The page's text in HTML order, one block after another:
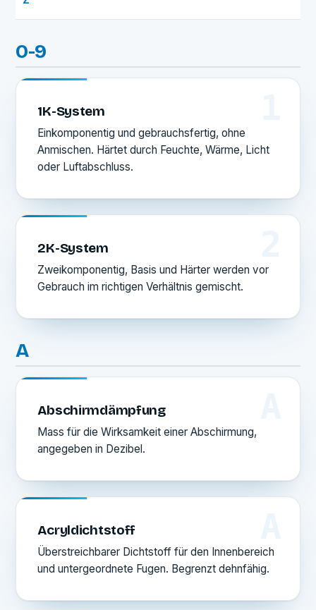
0-9
1K-System
Einkomponentig und gebrauchsfertig, ohne
Anmischen. Härtet durch Feuchte, Wärme, Licht
oder Luftabschluss.
2K-System
Zweikomponentig, Basis und Härter werden vor
Gebrauch im richtigen Verhältnis gemischt.
A
Abschirmdämpfung
Mass für die Wirksamkeit einer Abschirmung,
angegeben in Dezibel.
Acryldichtstoff
Überstreichbarer Dichtstoff für den Innenbereich
und untergeordnete Fugen. Begrenzt dehnfähig.